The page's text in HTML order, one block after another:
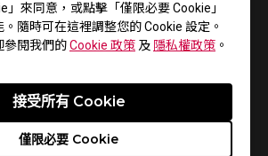
」來同意，或點擊「僅限必要 Cookie」
隨時可在這裡調整您的 Cookie 設定。
參閱我們的Cookie 政策 及 隱私權政策 。
僅限必要 Cookie
接受所有 Cookie
手冊